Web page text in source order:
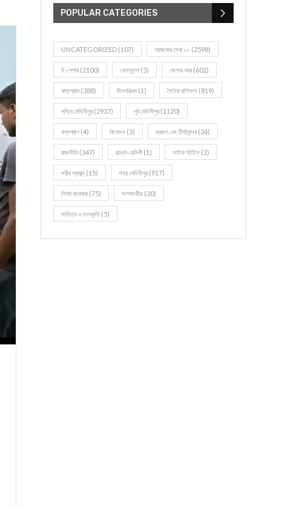
POPULAR CATEGORIES
UNCATEGORIZED (107) আজকের সেরা ১০ (2598)
ই-পেপার (2100) খেলাধূলো (5) জেলার খবর (602)
ঝাড়গ্রাম (388) দিনপঞ্জিকা (1) দৈনিক রাশিফল (819)
পশ্চিম মেদিনীপুর (2937) পূর্ব মেদিনীপুর (1120)
বন্যপ্রাণ (4) বিনোদন (3) ভ্রমণ এবং তীর্থকেন্দ্র (24)
রাজনীতি(347) রান্না-রেসিপী (1) লাইফ স্টাইল (2)
শরীর স্বাস্থ্য (15) শহর মেদিনীপুর (917)
শিক্ষা ব্যবস্থা (75) সম্পাদকীয় (20)
সাহিত্য ও সংস্কৃতি(5)